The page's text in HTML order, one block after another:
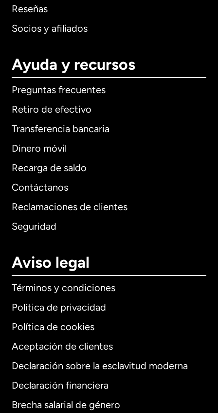
Reseñas
Socios y afiliados
Ayuda y recursos
Preguntas frecuentes
Retiro de efectivo
Transferencia bancaria
Dinero móvil
Recarga de saldo
Contáctanos
Reclamaciones de clientes
Seguridad
Aviso legal
Términos y condiciones
Política de privacidad
Política de cookies
Aceptación de clientes
Declaración sobre la esclavitud moderna
Declaración financiera
Brecha salarial de género
Internacional English